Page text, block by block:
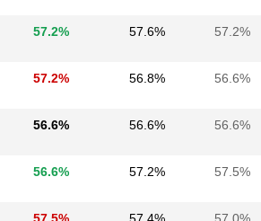
57.2% 57.6% 57.2%
57.2% 56.8% 56.6%
56.6% 56.6% 56.6%
56.6% 57.2% 57.5%